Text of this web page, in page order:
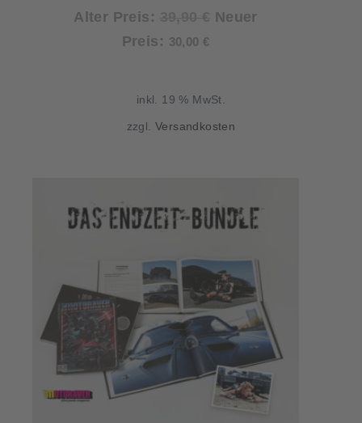
Alter Preis:
Ursprünglicher
Neuer
Preis: 30,00 €Aktueller
inkl. 19 % MwSt.
zzgl.Versandkosten